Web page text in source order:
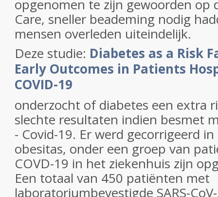
opgenomen te zijn gewoorden op
Care, sneller beademing nodig
mensen overleden uiteindelijk.
Deze studie: Diabetes as a Risk
Early Outcomes in Patients
COVID-19
onderzocht of diabetes een extra
slechte resultaten indien besmet
- Covid-19. Er werd gecorrigeerd
obesitas, onder een groep van
COVD-19 in het ziekenhuis zijn
Een totaal van 450 patiënten met
laboratoriumbevestigde SARS-